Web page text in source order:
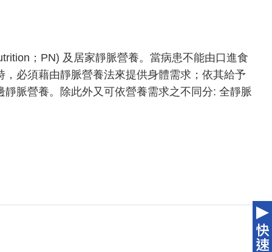
；PN) 及居家靜脈營養。當病患不能由口進食
必須藉由靜脈營養法來提供身體需求；依其給予
脈營養。除此外又可依營養需求之不同分: 全靜脈